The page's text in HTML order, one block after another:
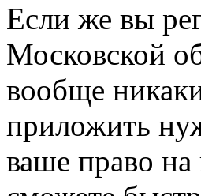
Если же вы
Московской
вообще
приложить
ваше право